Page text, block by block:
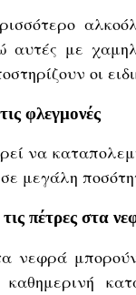
αυτές με
οι
φλεγμονές
να
μεγάλη
πέτρες στα
νεφρά